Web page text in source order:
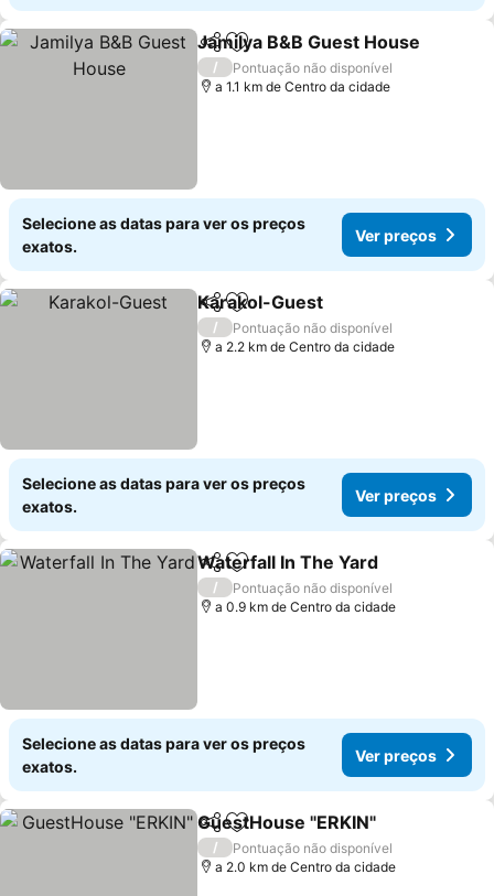
PartilharAdicionar aos favoritos
Jamilya B&B Guest House
/
Pontuação não disponível
a 1.1 km de Centro da cidade
Selecione as datas para ver os preços
exatos.
Ver preços
PartilharAdicionar aos favoritos
Karakol-Guest
/
Pontuação não disponível
a 2.2 km de Centro da cidade
Selecione as datas para ver os preços
exatos.
Ver preços
PartilharAdicionar aos favoritos
Waterfall In The Yard
/
Pontuação não disponível
a 0.9 km de Centro da cidade
Selecione as datas para ver os preços
exatos.
Ver preços
PartilharAdicionar aos favoritos
GuestHouse "ERKIN"
/
Pontuação não disponível
a 2.0 km de Centro da cidade